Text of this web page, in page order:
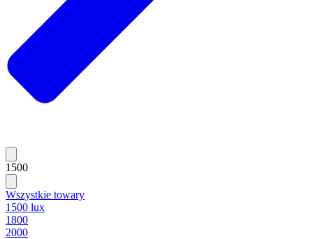
1500
Wszystkie towary
1500 lux
1800
2000